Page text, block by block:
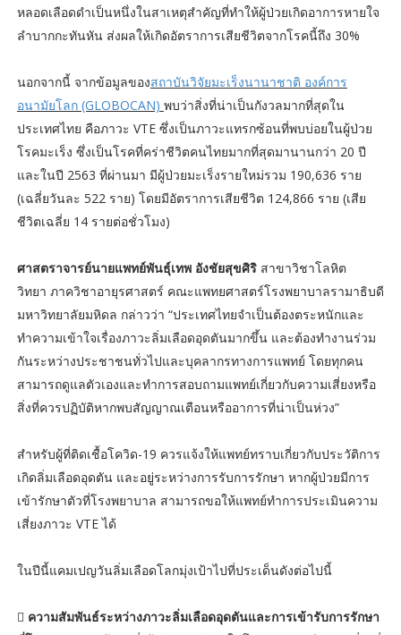
หลอดเลือดดำเป็นหนึ่งในสาเหตุสำคัญที่ทำให้ผู้ป่วยเกิดอาการหายใจ
ลำบากกะทันหัน ส่งผลให้เกิดอัตราการเสียชีวิตจากโรคนี้ถึง 30%
นอกจากนี้ จากข้อมูลของสถาบันวิจัยมะเร็งนานาชาติ องค์การ
อนามัยโลก (GLOBOCAN) พบว่าสิ่งที่น่าเป็นกังวลมากที่สุดใน
ประเทศไทย คือภาวะ VTE ซึ่งเป็นภาวะแทรกซ้อนที่พบบ่อยในผู้ป่วย
โรคมะเร็ง ซึ่งเป็นโรคที่คร่าชีวิตคนไทยมากที่สุดมานานกว่า 20 ปี
และในปี 2563 ที่ผ่านมา มีผู้ป่วยมะเร็งรายใหม่รวม 190,636 ราย
(เฉลี่ยวันละ 522 ราย) โดยมีอัตราการเสียชีวิต 124,866 ราย (เสีย
ชีวิตเฉลี่ย 14 รายต่อชั่วโมง)
ศาสตราจารย์นายแพทย์พันธุ์เทพ อังชัยสุขศิริ สาขาวิชาโลหิต
วิทยา ภาควิชาอายุรศาสตร์ คณะแพทยศาสตร์โรงพยาบาลรามาธิบดี
มหาวิทยาลัยมหิดล กล่าวว่า “ประเทศไทยจำเป็นต้องตระหนักและ
ทำความเข้าใจเรื่องภาวะลิ่มเลือดอุดตันมากขึ้น และต้องทำงานร่วม
กันระหว่างประชาชนทั่วไปและบุคลากรทางการแพทย์ โดยทุกคน
สามารถดูแลตัวเองและทำการสอบถามแพทย์เกี่ยวกับความเสี่ยงหรือ
สิ่งที่ควรปฏิบัติหากพบสัญญาณเตือนหรืออาการที่น่าเป็นห่วง”
สำหรับผู้ที่ติดเชื้อโควิด-19 ควรแจ้งให้แพทย์ทราบเกี่ยวกับประวัติการ
เกิดลิ่มเลือดอุดตัน และอยู่ระหว่างการรับการรักษา หากผู้ป่วยมีการ
เข้ารักษาตัวที่โรงพยาบาล สามารถขอให้แพทย์ทำการประเมินความ
เสี่ยงภาวะ VTE ได้
ในปีนี้แคมเปญวันลิ่มเลือดโลกมุ่งเป้าไปที่ประเด็นดังต่อไปนี้
 ความสัมพันธ์ระหว่างภาวะลิ่มเลือดอุดตันและการเข้ารับการรักษา